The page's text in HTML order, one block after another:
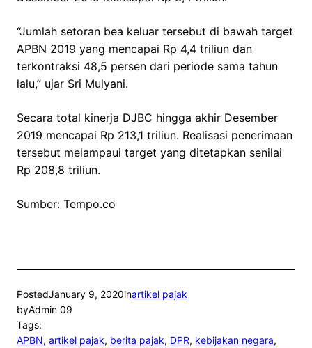
“Jumlah setoran bea keluar tersebut di bawah target
APBN 2019 yang mencapai Rp 4,4 triliun dan
terkontraksi 48,5 persen dari periode sama tahun
lalu,” ujar Sri Mulyani.
Secara total kinerja DJBC hingga akhir Desember
2019 mencapai Rp 213,1 triliun. Realisasi penerimaan
tersebut melampaui target yang ditetapkan senilai
Rp 208,8 triliun.
Sumber: Tempo.co
PostedJanuary 9, 2020inartikel pajak
byAdmin 09
Tags:
APBN, artikel pajak, berita pajak, DPR, kebijakan negara